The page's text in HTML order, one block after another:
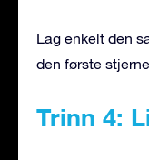
Lag enkelt den
den første
Trinn 4: